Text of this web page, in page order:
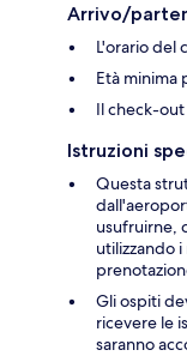
Arrivo/
L'orario del
Età minima
Il check-
Istruzioni
Questa
usufruirne,
utilizzando
Gli ospiti
ricevere le
saranno